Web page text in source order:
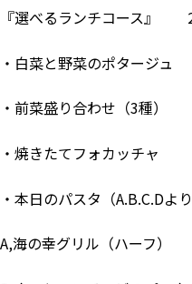
『選べるランチコース』
・白菜と野菜のポタージュ
・前菜盛り合わせ（3種）
・焼きたてフォカッチャ
・本日のパスタ（A.B.C.Dよ
A,海の幸グリル（ハーフ）